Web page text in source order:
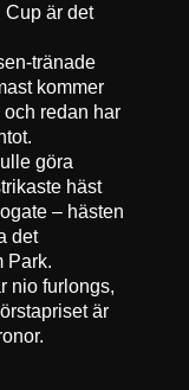
Cup är det
tränade
kommer
redan har
göra
häst
– hästen
det
Park.
nio furlongs,
är